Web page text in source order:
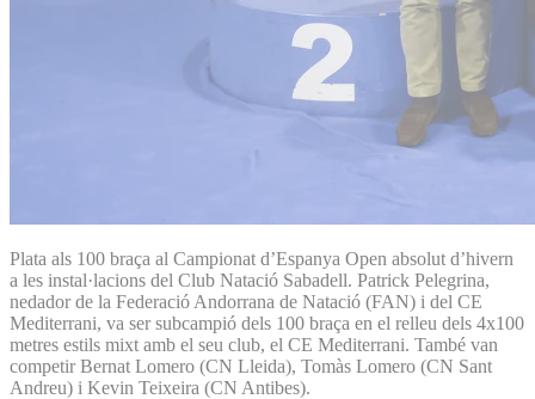
Plata als 100 braça al Campionat d’Espanya Open absolut d’hivern
a les instal·lacions del Club Natació Sabadell. Patrick Pelegrina,
nedador de la Federació Andorrana de Natació (FAN) i del CE
Mediterrani, va ser subcampió dels 100 braça en el relleu dels 4x100
metres estils mixt amb el seu club, el CE Mediterrani. També van
competir Bernat Lomero (CN Lleida), Tomàs Lomero (CN Sant
Andreu) i Kevin Teixeira (CN Antibes).